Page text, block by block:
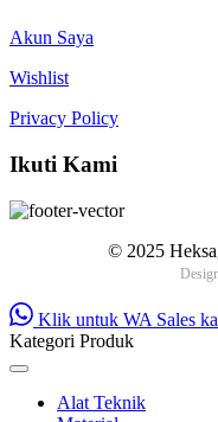
Akun Saya
Wishlist
Privacy Policy
Ikuti Kami
© 2025
Klik untuk WA Sales
Kategori Produk
Alat Teknik